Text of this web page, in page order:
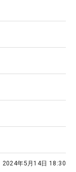
2024年5月14日 18:30